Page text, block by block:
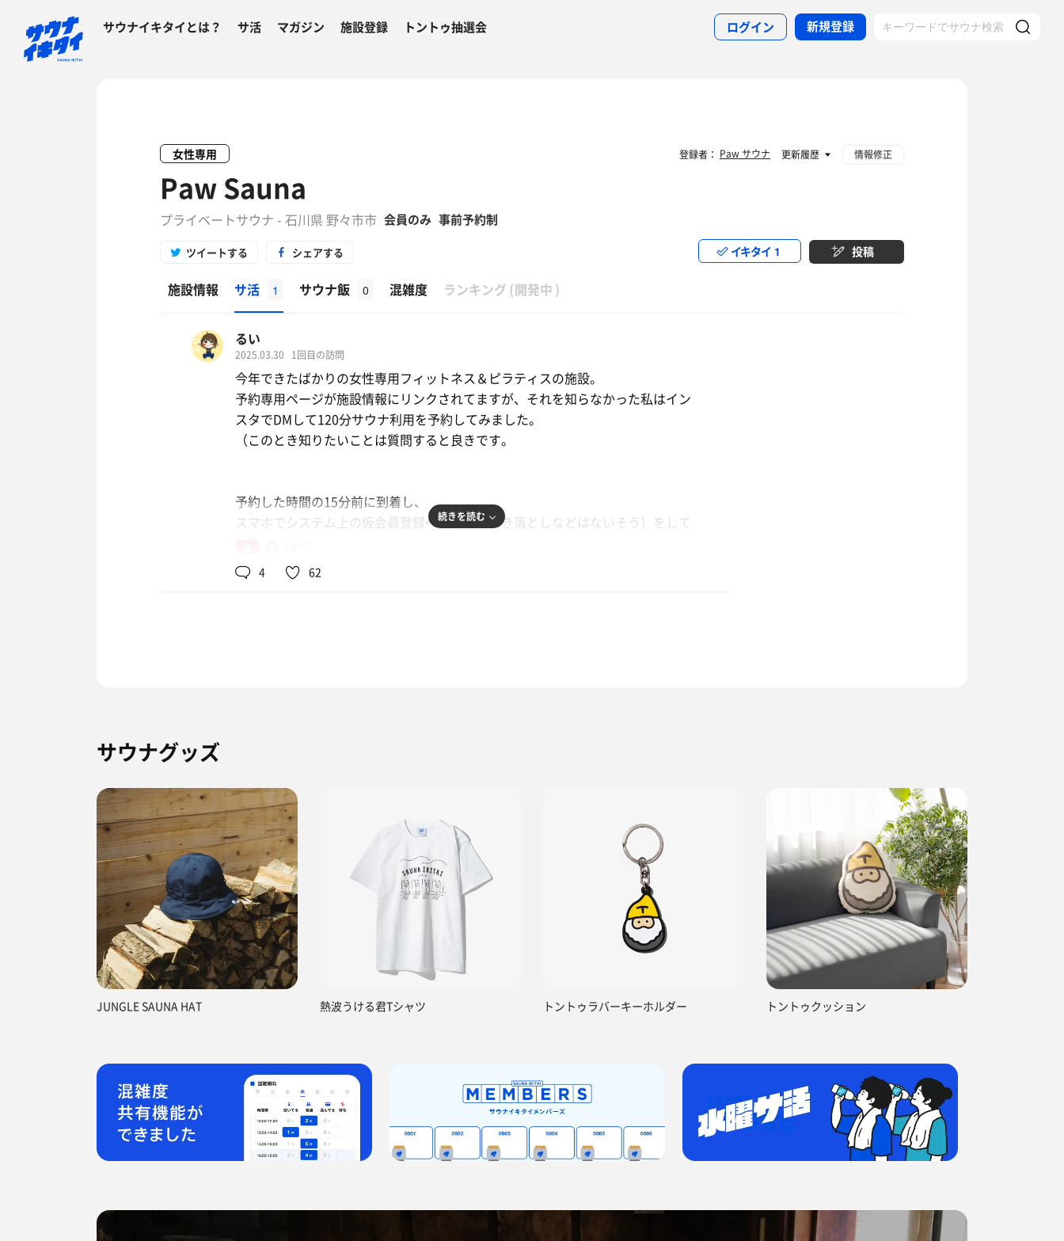
サウナイキタイとは？ サ活 マガジン 施設登録 トントゥ抽選会 ログイン 新規登録
女性専用
Paw Sauna
プライベートサウナ - 石川県 野々市市 会員のみ 事前予約制
ツイートする シェアする イキタイ 1 投稿
施設情報 サ活 1 サウナ飯 0 混雑度 ランキング (開発中 )
るい
2025.03.30 1回目の訪問
今年できたばかりの女性専用フィットネス＆ピラティスの施設。
予約専用ページが施設情報にリンクされてますが、それを知らなかった私はイン
スタでDMして120分サウナ利用を予約してみました。
（このとき知りたいことは質問すると良きです。
予約した時間の15分前に到着し、
スマホでシステム上の仮会員登録←（会費の引き落としなどはないそう）をして
3300円を登録したクレジットで支払う仕組み。
バスタオル、フェイスタオル、サウナウェア、サウナマットが貸し出されます。
ととのいスペースにホシザキの製氷器？があるけど
空っぽで新品の様相。
夏に使われるのかな？
サウナ室の木は新しく、セルフロウリュ可能。
サ室を出てすぐ天井シャワーとの切り替えもできるシャワーブースのすぐ横に水
風呂エリア。
かけ流し状態でのスタートではないので爽快感は少なめだけど、シャワーでなん
となく温度調整もできるしまぁ良いのではないでしょうか☺️
よう。
YouTubeやNetflix、Hulu、アマプラなどなど
配信サービスをサ室でも視聴できます
（が、地上波は受信できず。）
いかにも、個室サウナっぽい設備☺️
続きを読む
4 62
登録者： Paw サウナ 更新履歴 情報修正
サウナグッズ
JUNGLE SAUNA HAT 熱波うける君Tシャツ トントゥラバーキーホルダー トントゥクッション